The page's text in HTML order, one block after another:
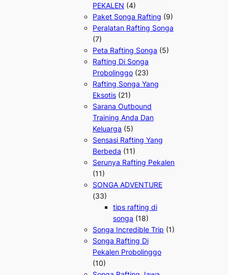
PEKALEN (4)
Paket Songa Rafting (9)
Peralatan Rafting Songa
(7)
Peta Rafting Songa (5)
Rafting Di Songa
Probolinggo (23)
Rafting Songa Yang
Eksotis (21)
Sarana Outbound
Training Anda Dan
Keluarga (5)
Sensasi Rafting Yang
Berbeda (11)
Serunya Rafting Pekalen
(11)
SONGA ADVENTURE
(33)
tips rafting di
songa (18)
Songa Incredible Trip (1)
Songa Rafting Di
Pekalen Probolinggo
(10)